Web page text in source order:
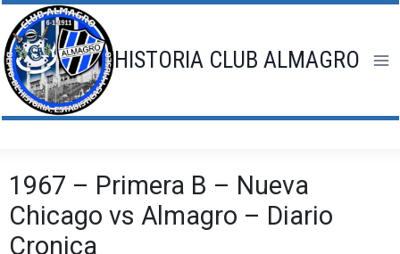
Saltar
al
contenido
HISTORIA CLUB ALMAGRO
1967 – Primera B – Nueva
Chicago vs Almagro – Diario
Cronica